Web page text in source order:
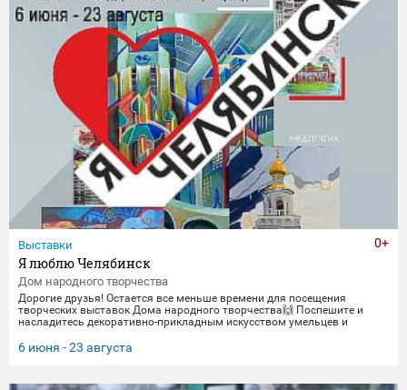
Выставки
Я люблю Челябинск
Дом народного творчества
Дорогие друзья! Остается все меньше времени для посещения
творческих выставок Дома народного творчества🙌 Поспешите и
насладитесь декоративно-прикладным искусством умельцев и
посвящена 290-летнему юбилею Челябинска. Работы выполнены
студентами кафедры декоративно-прикладного искусства ЧГИК.
6 июня - 23 августа
0+